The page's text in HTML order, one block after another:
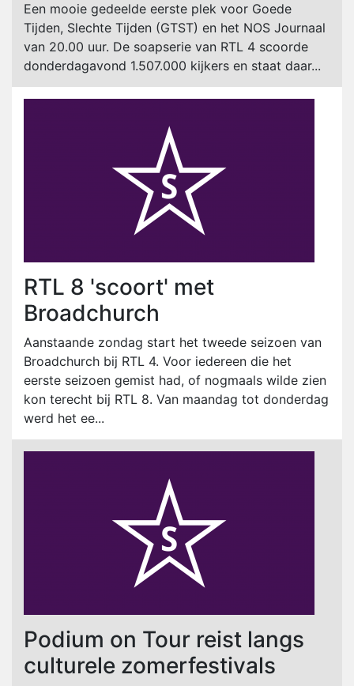
Een mooie gedeelde eerste plek voor Goede
Tijden, Slechte Tijden (GTST) en het NOS Journaal
van 20.00 uur. De soapserie van RTL 4 scoorde
donderdagavond 1.507.000 kijkers en staat daar...
RTL 8 'scoort' met
Broadchurch
Aanstaande zondag start het tweede seizoen van
Broadchurch bij RTL 4. Voor iedereen die het
eerste seizoen gemist had, of nogmaals wilde zien
kon terecht bij RTL 8. Van maandag tot donderdag
werd het ee...
Podium on Tour reist langs
culturele zomerfestivals